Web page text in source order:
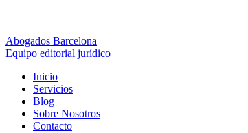
Abogados Barcelona
Equipo editorial jurídico
Inicio
Servicios
Blog
Sobre Nosotros
Contacto